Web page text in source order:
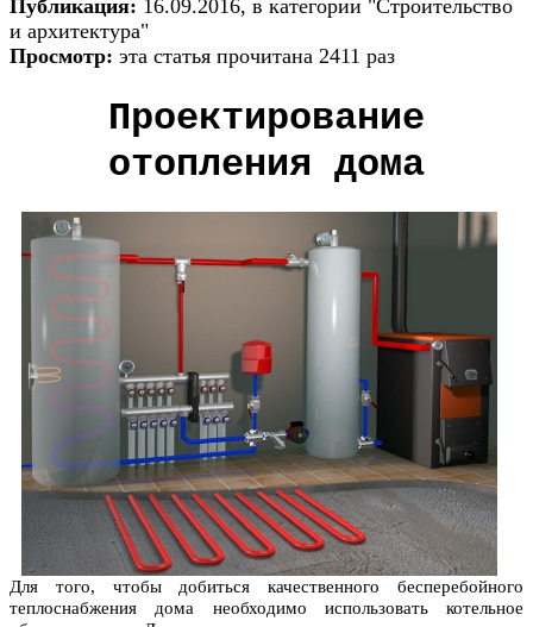
Публикация: 16.09.2016, в категории "Строительство
и архитектура"
Просмотр: эта статья прочитана 2411 раз
Проектирование
отопления дома
Для того, чтобы добиться качественного бесперебойного
теплоснабжения дома необходимо использовать котельное